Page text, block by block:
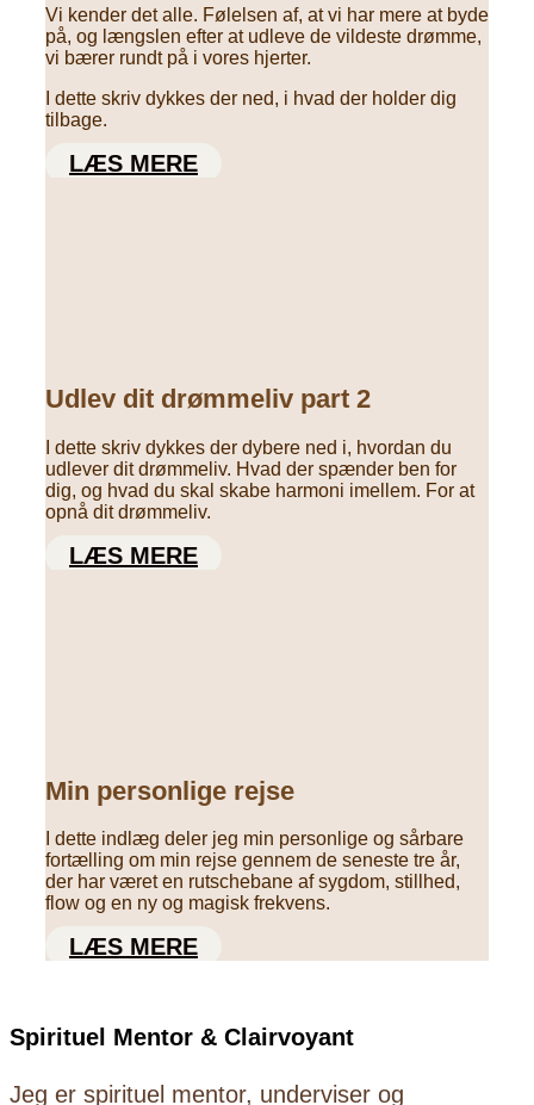
Vi kender det alle. Følelsen af, at vi har mere at byde
på, og længslen efter at udleve de vildeste drømme,
vi bærer rundt på i vores hjerter.
I dette skriv dykkes der ned, i hvad der holder dig
tilbage.
LÆS MERE
Udlev dit drømmeliv part 2
I dette skriv dykkes der dybere ned i, hvordan du
udlever dit drømmeliv. Hvad der spænder ben for
dig, og hvad du skal skabe harmoni imellem. For at
opnå dit drømmeliv.
LÆS MERE
Min personlige rejse
I dette indlæg deler jeg min personlige og sårbare
fortælling om min rejse gennem de seneste tre år,
der har været en rutschebane af sygdom, stillhed,
flow og en ny og magisk frekvens.
LÆS MERE
Spirituel Mentor & Clairvoyant
Jeg er spirituel mentor, underviser og